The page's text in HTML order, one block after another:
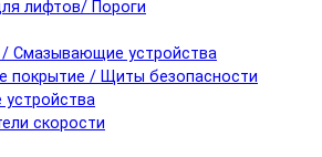
лифтов/ Пороги
/ Смазывающие устройства
покрытие / Щиты безопасности
скорости